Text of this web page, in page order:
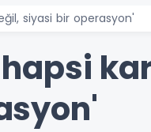
siyasi bir operasyon'